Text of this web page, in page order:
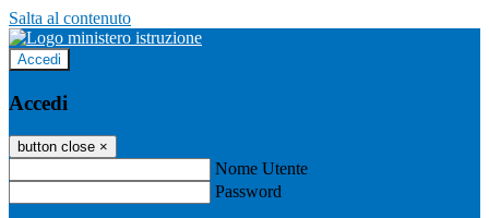
Salta al contenuto
Accedi
Accedi
button close ×
Nome Utente
Password